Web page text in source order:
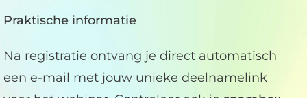
Praktische informatie
Na registratie ontvang je direct automatisch
een e-mail met jouw unieke deelnamelink